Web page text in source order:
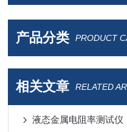
产品分类 PRODUCT
相关文章 RELATED
液态金属电阻率测试仪